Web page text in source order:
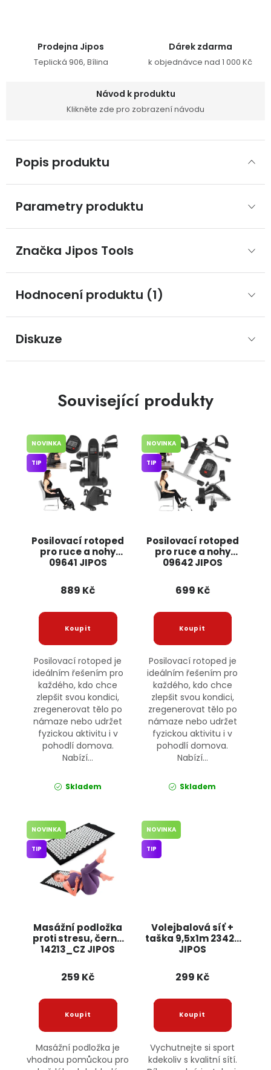
Prodejna Jipos
Teplická 906, Bílina
Dárek zdarma
k objednávce nad 1 000 Kč
Návod k produktu
Klikněte zde pro zobrazení návodu
Popis produktu
Parametry produktu
Značka Jipos Tools
Hodnocení produktu (1)
Diskuze
Související produkty
Posilovací rotoped
pro ruce a nohy
09641 JIPOS
NOVINKA
TIP
889 Kč
Posilovací rotoped je
ideálním řešením pro
každého, kdo chce
zlepšit svou kondici,
zregenerovat tělo po
námaze nebo udržet
fyzickou aktivitu i v
pohodlí domova.
Nabízí...
Skladem
Posilovací rotoped
pro ruce a nohy
09642 JIPOS
NOVINKA
TIP
699 Kč
Posilovací rotoped je
ideálním řešením pro
každého, kdo chce
zlepšit svou kondici,
zregenerovat tělo po
námaze nebo udržet
fyzickou aktivitu i v
pohodlí domova.
Nabízí...
Skladem
Masážní podložka
proti stresu, černá
14213_CZ JIPOS
NOVINKA
TIP
259 Kč
Masážní podložka je
vhodnou pomůckou pro
Volejbalová síť +
taška 9,5x1m 23427
JIPOS
NOVINKA
TIP
299 Kč
Vychutnejte si sport
kdekoliv s kvalitní sítí.